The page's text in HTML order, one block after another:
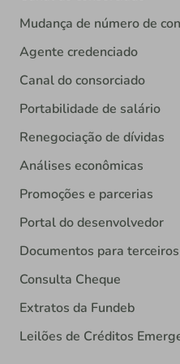
Mudança de número de
Agente credenciado
Canal do consorciado
Portabilidade de salário
Renegociação de dívidas
Análises econômicas
Promoções e parcerias
Portal do desenvolvedor
Documentos para terceiros
Consulta Cheque
Extratos da Fundeb
Leilões de Créditos